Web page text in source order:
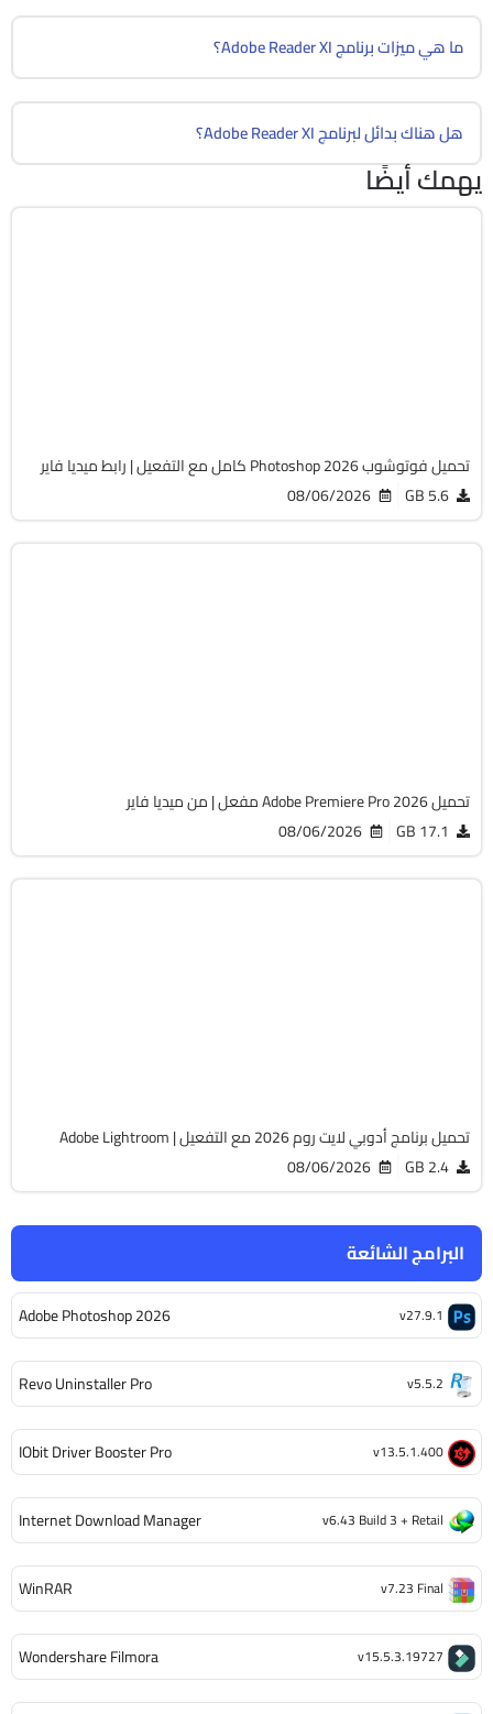
البرامج الشائعة
Adobe Photoshop 2026 v27.9.1
Revo Uninstaller Pro v5.5.2
IObit Driver Booster Pro v13.5.1.400
Internet Download Manager v6.43 Build 3 + Retail
WinRAR v7.23 Final
Wondershare Filmora v15.5.3.19727
ما هي ميزات برنامج Adobe Reader XI؟
هل هناك بدائل لبرنامج Adobe Reader XI؟
يهمك أيضًا
تحميل فوتوشوب Photoshop 2026 كامل مع التفعيل | رابط ميديا فاير
5.6 GB
08/06/2026
تحميل Adobe Premiere Pro 2026 مفعل | من ميديا فاير
17.1 GB
08/06/2026
تحميل برنامج أدوبي لايت روم 2026 مع التفعيل | Adobe Lightroom
2.4 GB
08/06/2026